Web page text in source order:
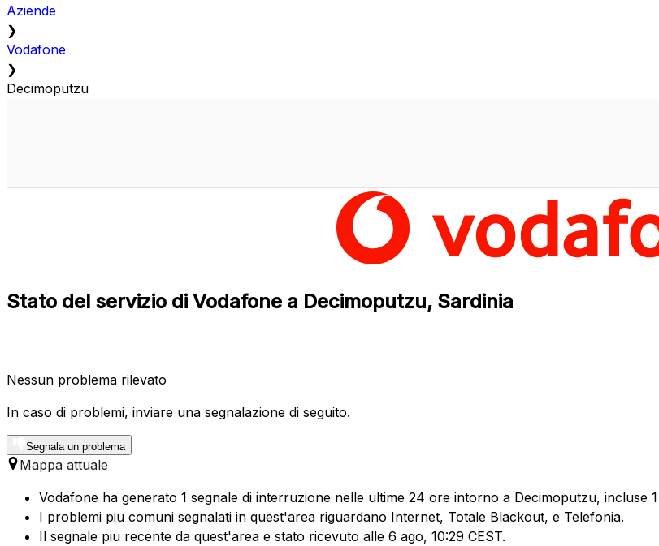
Aziende
❯
Vodafone
❯
Decimoputzu
Stato del servizio di Vodafone a Decimoputzu, Sardinia
Nessun problema rilevato
In caso di problemi, inviare una segnalazione di seguito.
Segnala un problema
Mappa attuale
Vodafone ha generato 1 segnale di interruzione nelle ultime 24 ore intorno a Decimoputzu, incluse
I problemi piu comuni segnalati in quest'area riguardano Internet, Totale Blackout, e Telefonia.
Il segnale piu recente da quest'area e stato ricevuto alle 6 ago, 10:29 CEST.